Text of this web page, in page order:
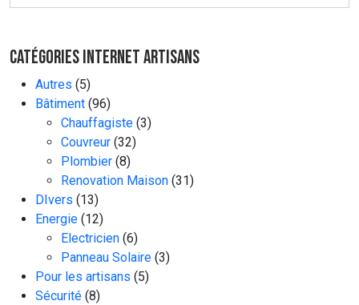
Catégories Internet Artisans
Autres (5)
Bâtiment (96)
Chauffagiste (3)
Couvreur (32)
Plombier (8)
Renovation Maison (31)
DIvers (13)
Energie (12)
Electricien (6)
Panneau Solaire (3)
Pour les artisans (5)
Sécurité (8)